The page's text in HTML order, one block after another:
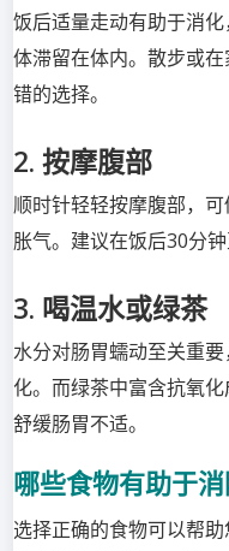
饭后适量走动有助于消
体滞留在体内。散步或
错的选择。
2. 按摩腹部
顺时针轻轻按摩腹部，
胀气。建议在饭后30分
3. 喝温水或绿茶
水分对肠胃蠕动至关重
化。而绿茶中富含抗氧
舒缓肠胃不适。
哪些食物有助于消
选择正确的食物可以帮